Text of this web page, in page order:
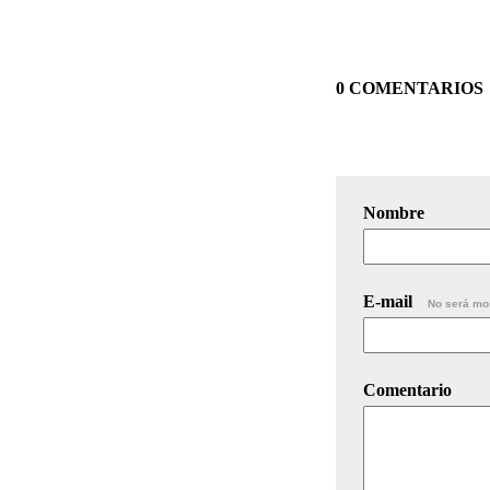
0 COMENTARIOS
Nombre
E-mail No será
Comentario